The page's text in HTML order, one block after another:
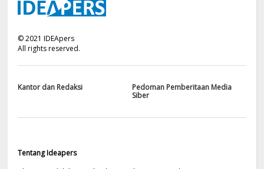
©2021 IDEApers
All rights reserved.
Kantor dan Redaksi
Pedoman Pemberitaan Media
Siber
Tentang Ideapers